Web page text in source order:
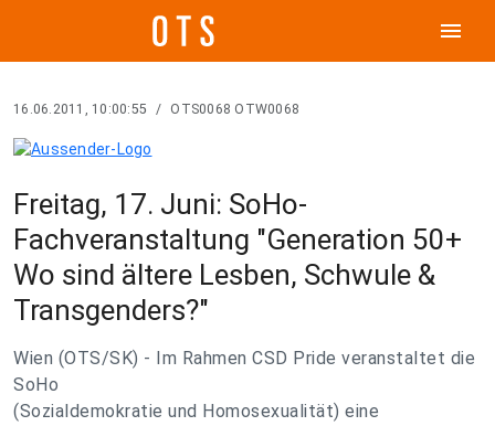
menu
16.06.2011, 10:00:55 / OTS0068 OTW0068
Freitag, 17. Juni: SoHo-
Fachveranstaltung "Generation 50+
Wo sind ältere Lesben, Schwule &
Transgenders?"
Wien (OTS/SK) - Im Rahmen CSD Pride veranstaltet die
SoHo
(Sozialdemokratie und Homosexualität) eine